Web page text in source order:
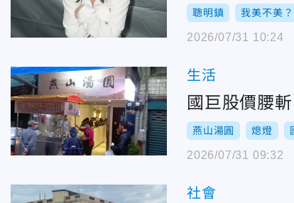
聰明鎮 我美不美？
2026/07/31 10:24
生活
國巨股價腰
燕山湯圓 熄燈
2026/07/31 09:32
社會